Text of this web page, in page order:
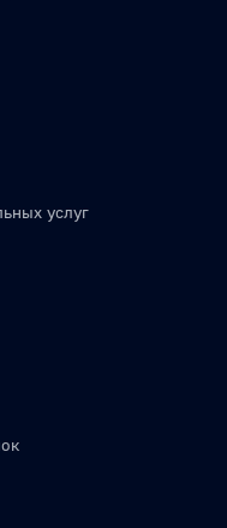
услуг